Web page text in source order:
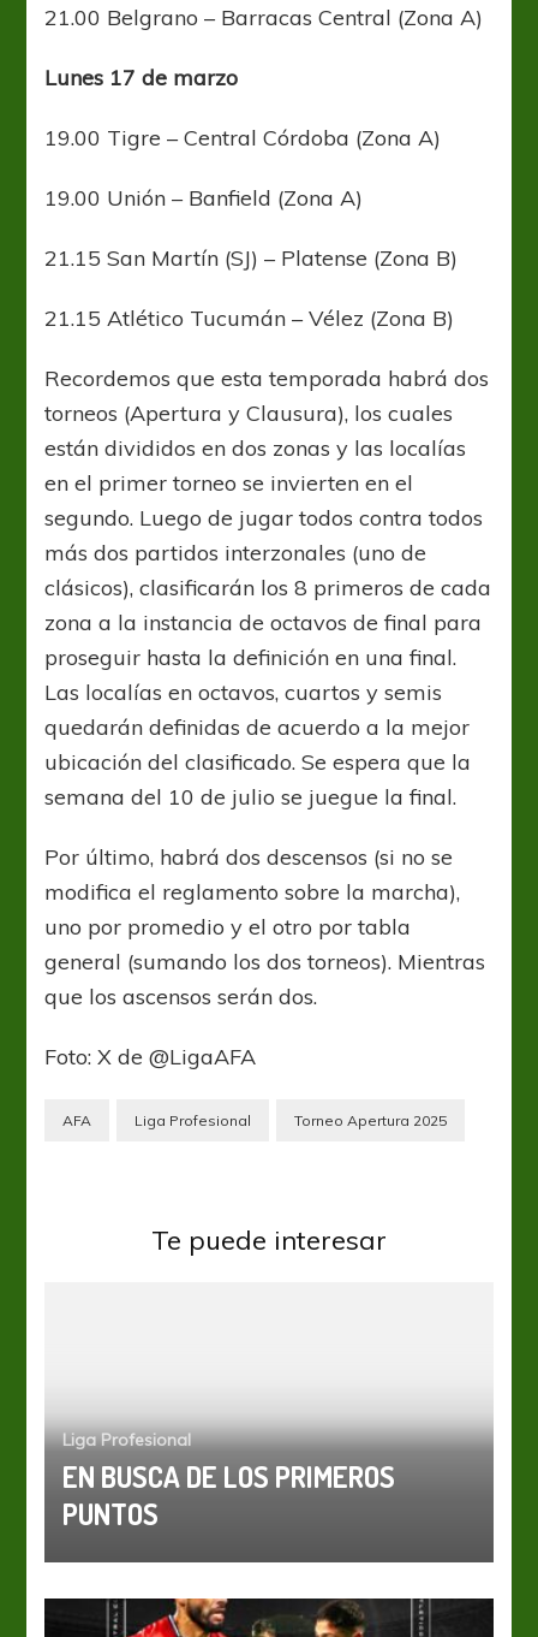
21.00 Belgrano – Barracas Central (Zona A)
Lunes 17 de marzo
19.00 Tigre – Central Córdoba (Zona A)
19.00 Unión – Banfield (Zona A)
21.15 San Martín (SJ) – Platense (Zona B)
21.15 Atlético Tucumán – Vélez (Zona B)
Recordemos que esta temporada habrá dos
torneos (Apertura y Clausura), los cuales
están divididos en dos zonas y las localías
en el primer torneo se invierten en el
segundo. Luego de jugar todos contra todos
más dos partidos interzonales (uno de
clásicos), clasificarán los 8 primeros de cada
zona a la instancia de octavos de final para
proseguir hasta la definición en una final.
Las localías en octavos, cuartos y semis
quedarán definidas de acuerdo a la mejor
ubicación del clasificado. Se espera que la
semana del 10 de julio se juegue la final.
Por último, habrá dos descensos (si no se
modifica el reglamento sobre la marcha),
uno por promedio y el otro por tabla
general (sumando los dos torneos). Mientras
que los ascensos serán dos.
Foto: X de @LigaAFA
AFA Liga Profesional Torneo Apertura 2025
Te puede interesar
Liga Profesional
EN BUSCA DE LOS PRIMEROS
PUNTOS